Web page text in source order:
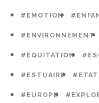
#EMOTION
#ENVIRONNEMENT
#EQUITATION
#ESTUAIRE
#EUROPE